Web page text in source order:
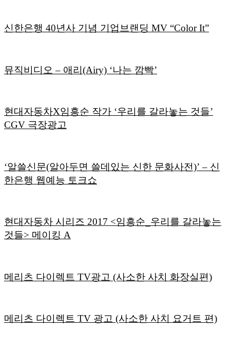
신한은행 40년사 기념 기업브랜딩 MV “Color It”
뮤직비디오 – 애리(Airy) ‘나는 깜빡’
현대자동차X임흥순 작가 ‘우리를 갈라놓는 것들’
CGV 극장광고
‘알쓸신문(알아두면 쓸데있는 신한 문화사전)’ – 신
한은행 웹예능 토크쇼
현대자동차 시리즈 2017 <임흥순_우리를 갈라놓는
것들> 메이킹 A
메리츠 다이렉트 TV광고 (사소한 사치 화장실편)
메리츠 다이렉트 TV 광고 (사소한 사치 요거트 편)